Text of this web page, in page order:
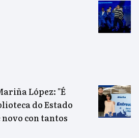
López: "É
do Estado
con tantos